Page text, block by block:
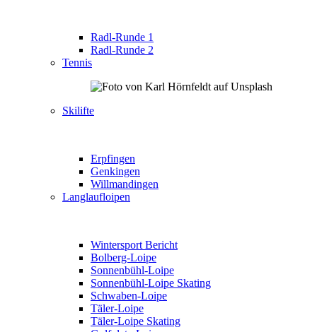
Radl-Runde 1
Radl-Runde 2
Tennis
Skilifte
Erpfingen
Genkingen
Willmandingen
Langlaufloipen
Wintersport Bericht
Bolberg-Loipe
Sonnenbühl-Loipe
Sonnenbühl-Loipe Skating
Schwaben-Loipe
Täler-Loipe
Täler-Loipe Skating